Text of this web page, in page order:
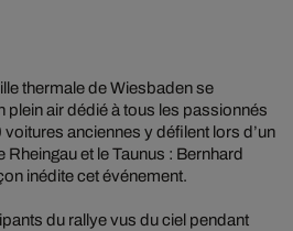
thermale de Wiesbaden se
plein air dédié à tous les passionnés
anciennes y défilent lors d’un
Rheingau et le Taunus : Bernhard
inédite cet événement.
du rallye vus du ciel pendant